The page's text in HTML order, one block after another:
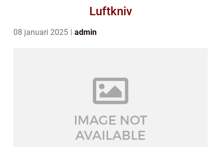
Luftkniv
08 januari 2025 admin